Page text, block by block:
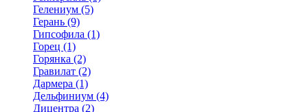
Гелениум (5)
Герань (9)
Гипсофила (1)
Горец (1)
Горянка (2)
Гравилат (2)
Дармера (1)
Дельфиниум (4)
Дицентра (2)